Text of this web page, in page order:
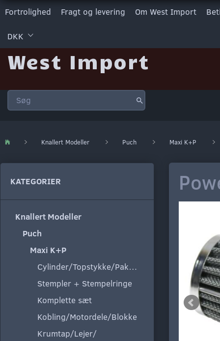
Fortrolighed Fragt og levering Om West Import
DKK
West Import
Knallert Modeller Puch Maxi K+P
KATEGORIER
Knallert Modeller
Puch
Maxi K+P
Cylinder/Topstykke/Pakning
Stempler + Stempelringe
Komplette sæt
Kobling/Motordele/Blokke
Krumtap/Lejer/